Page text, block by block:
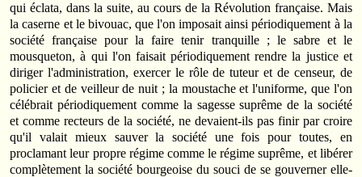
qui éclata, dans la suite, au cours de la Révolution française. Mais
la caserne et le bivouac, que l'on imposait ainsi périodiquement à la
société française pour la faire tenir tranquille ; le sabre et le
mousqueton, à qui l'on faisait périodiquement rendre la justice et
diriger l'administration, exercer le rôle de tuteur et de censeur, de
policier et de veilleur de nuit ; la moustache et l'uniforme, que l'on
célébrait périodiquement comme la sagesse suprême de la société
et comme recteurs de la société, ne devaient-ils pas finir par croire
qu'il valait mieux sauver la société une fois pour toutes, en
proclamant leur propre régime comme le régime suprême, et libérer
complètement la société bourgeoise du souci de se gouverner elle-